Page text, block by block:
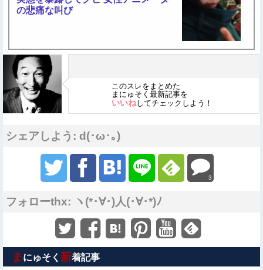
の悲痛な叫び
このスレをまとめた
まにゅそく最新記事を
いいねしてチェックしよう！
シェアしよう: d(･ω･｡)
3
フォローthx: ヽ(*･∀･)人(･∀･*)ﾉ
ま にゅそく 新着記事